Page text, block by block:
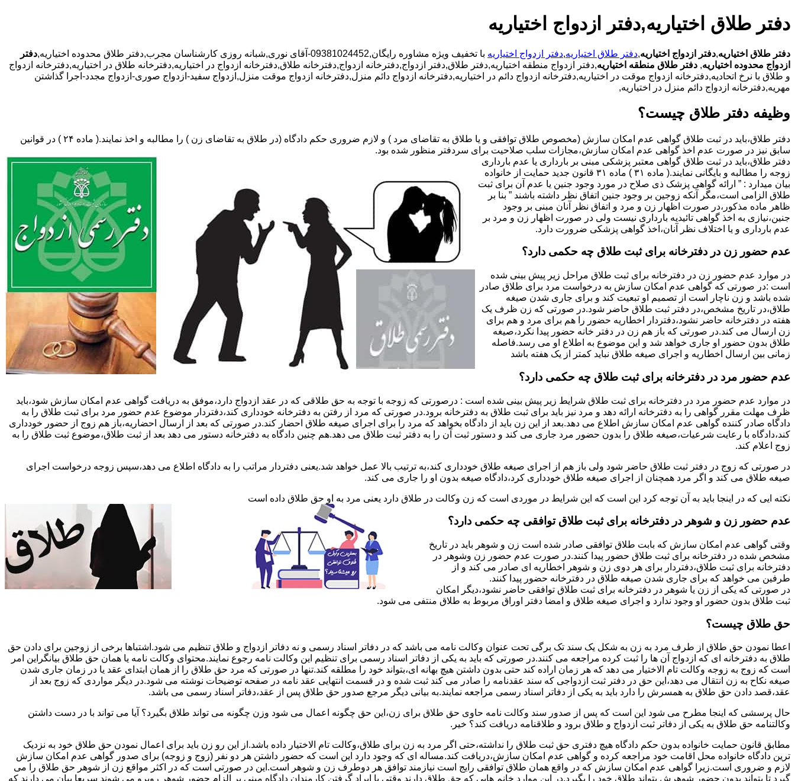
دفتر طلاق اختیاریه,دفتر ازدواج اختیاریه
دفتر طلاق اختیاریه,دفتر ازدواج اختیاریه,دفتر طلاق اختیاریه,دفتر ازدواج اختیاریه با تخفیف ویژه مشاوره رایگان,09381024452-آقای نوری,شبانه روزی کارشناسان مجرب,دفتر طلاق محدوده اختیاریه,
دفتر
ازدواج محدوده اختیاریه, دفتر طلاق منطقه اختیاریه,دفتر ازدواج منطقه اختیاریه,دفتر طلاق,دفتر ازدواج,دفترخانه ازدواج,دفترخانه طلاق,دفترخانه ازدواج در اختیاریه,دفترخانه طلاق در اختیاریه,دفترخانه ازدواج
و طلاق با نرخ اتحادیه,دفترخانه ازدواج موقت در اختیاریه,دفترخانه ازدواج دائم در اختیاریه,دفترخانه ازدواج دائم منزل,دفترخانه ازدواج موقت منزل,ازدواج سفید-ازدواج صوری-ازدواج مجدد-اجرا گذاشتن
مهریه,دفترخانه ازدواج دائم منزل در اختیاریه,
وظیفه دفتر طلاق چیست؟
دفتر طلاق،باید در ثبت طلاق گواهی عدم امکان سازش (مخصوص طلاق توافقی و یا طلاق به تقاضای مرد ) و لازم ضروری حکم دادگاه (در طلاق به تقاضای زن ) را مطالبه و اخذ نمایند.( ماده ۲۴ ) در قوانین
سابق نیز در صورت عدم اخذ گواهی عدم امکان سازش،مجازات سلب صلاحیت برای سردفتر منظور شده بود.
دفتر طلاق،باید در ثبت طلاق گواهی معتبر پزشکی مبنی بر بارداری یا عدم بارداری
زوجه را مطالبه و بایگانی نمایند.( ماده ۳۱ ) ماده ۳۱ قانون جدید حمایت از خانواده
بیان میدارد : ” ارائه گواهی پزشک ذی صلاح در مورد وجود جنین یا عدم آن برای ثبت
طلاق الزامی است،مگر آنکه زوجین بر وجود جنین اتفاق نظر داشته باشند ” بنا بر
ظاهر ماده مذکور،در صورت اظهار زن و مرد و اتفاق نظر آنان مبنی بر وجود
جنین،نیازی به اخذ گواهی تائیدیه بارداری نیست ولی در صورت اظهار زن و مرد بر
عدم بارداری و یا اختلاف نظر آنان،اخذ گواهی پزشکی ضرورت دارد.
عدم حضور زن در دفترخانه برای ثبت طلاق چه حکمی دارد؟
در موارد عدم حضور زن در دفترخانه برای ثبت طلاق مراحل زیر پیش بینی شده
است :در صورتی که گواهی عدم امکان سازش به درخواست مرد برای طلاق صادر
شده باشد و زن ناچار است از تصمیم او تبعیت کند و برای جاری شدن صیغه
طلاق،در تاریخ مشخص،در دفتر ثبت طلاق حاضر شود.در صورتی که زن ظرف یک
هفته در دفترخانه حاضر نشود،دفتردار اخطاریه حضور را هم برای مرد و هم برای
زن ارسال می کند.در صورتی که باز هم زن در دفتر خانه حضور پیدا نکرد،صیغه
طلاق بدون حضور او جاری خواهد شد و این موضوع به اطلاع او می رسد.فاصله
زمانی بین ارسال اخطاریه و اجرای صیغه طلاق نباید کمتر از یک هفته باشد
عدم حضور مرد در دفترخانه برای ثبت طلاق چه حکمی دارد؟
در موارد عدم حضور مرد در دفترخانه برای ثبت طلاق شرایط زیر پیش بینی شده است : درصورتی که زوجه با توجه به حق طلاقی که در عقد ازدواج دارد،موفق به دریافت گواهی عدم امکان سازش شود،باید
ظرف مهلت مقرر گواهی را به دفترخانه ارائه دهد و مرد نیز باید برای ثبت طلاق به دفترخانه برود.در صورتی که مرد از رفتن به دفترخانه خودداری کند،دفتردار موضوع عدم حضور مرد برای ثبت طلاق را به
دادگاه صادر کننده گواهی عدم امکان سازش اطلاع می دهد.بعد از این زن باید از دادگاه بخواهد که مرد را برای اجرای صیغه طلاق احضار کند.در صورتی که بعد از ارسال احضاریه،باز هم زوج از حضور خودداری
کند،دادگاه با رعایت شرعیات،صیغه طلاق را بدون حضور مرد جاری می کند و دستور ثبت آن را به دفتر ثبت طلاق می دهد.هم چنین دادگاه به دفترخانه دستور می دهد بعد از ثبت طلاق،موضوع ثبت طلاق را به
زوج اعلام کند.
در صورتی که زوج در دفتر ثبت طلاق حاضر شود ولی باز هم از اجرای صیغه طلاق خودداری کند،به ترتیب بالا عمل خواهد شد.یعنی دفتردار مراتب را به دادگاه اطلاع می دهد،سپس زوجه درخواست اجرای
صیغه طلاق می کند و اگر مرد همچنان از اجرای صیغه طلاق خودداری کرد،دادگاه صیغه بدون او را جاری می کند.
نکته ایی که در اینجا باید به آن توجه کرد این است که این شرایط در موردی است که زن وکالت در طلاق دارد یعنی مرد به او حق طلاق داده است
عدم حضور زن و شوهر در دفترخانه برای ثبت طلاق توافقی چه حکمی دارد؟
وقتی گواهی عدم امکان سازش که بابت طلاق توافقی صادر شده است زن و شوهر باید در تاریخ
مشخص شده در دفترخانه برای ثبت طلاق حضور پیدا کنند.در صورت عدم حضور زن وشوهر در
دفترخانه برای ثبت طلاق،دفتردار برای هر دوی زن و شوهر اخطاریه ای صادر می کند و از
طرفین می خواهد که برای جاری شدن صیغه طلاق در دفترخانه حضور پیدا کنند.
در صورتی که یکی از زن یا شوهر در دفترخانه برای ثبت طلاق توافقی حاضر نشود،دیگر امکان
ثبت طلاق بدون حضور او وجود ندارد و اجرای صیغه طلاق و امضا دفتر اوراق مربوط به طلاق منتفی می شود.
حق طلاق چیست؟
اعطا نمودن حق طلاق از طرف مرد به زن به شکل یک سند تک برگی تحت عنوان وکالت نامه می باشد که در دفاتر اسناد رسمی و نه دفاتر ازدواج و طلاق تنظیم می شود.اشتباها برخی از زوجین برای دادن حق
طلاق به دفترخانه ای که ازدواج آن ها را ثبت کرده مراجعه می کنند.در صورتی که باید به یکی از دفاتر اسناد رسمی برای تنظیم این وکالت نامه رجوع نمایند.محتوای وکالت نامه یا همان حق طلاق بیانگراین امر
است که زوج به زوجه وکالت تام الاختیار می دهد که هر زمان اراده کند حتی بدون داشتن هیچ بهانه ای،بتواند خود را مطلقه کند.تنها در صورتی که مرد حق طلاق را از همان ابتدای عقد یا در زمان جاری شدن
صیغه نکاح به زن انتقال می دهد،این حق در دفتر ثبت ازدواجی که سند عقدنامه را صادر می کند ثبت شده و در قسمت انتهایی عقد نامه در صفحه توضیحات نوشته می شود.در دیگر مواردی که زوج بعد از
عقد،قصد دادن حق طلاق به همسرش را دارد باید به یکی از دفاتر اسناد رسمی مراجعه نمایند.به بیانی دیگر مرجع صدور حق طلاق پس از عقد،دفاتر اسناد رسمی می باشد.
حال پرسشی که اینجا مطرح می شود این است که پس از صدور سند وکالت نامه حاوی حق طلاق برای زن،این حق چگونه اعمال می شود وزن چگونه می تواند طلاق بگیرد؟ آیا می تواند با در دست داشتن
وکالتنامه حق طلاق به یکی از دفاتر ثبت ازدواج و طلاق برود و طلاقنامه دریافت کند؟ خیر.
مطابق قانون حمایت خانواده بدون حکم دادگاه هیچ دفتری حق ثبت طلاق را نداشته،حتی اگر مرد به زن برای طلاق،وکالت تام الاختیار داده باشد.از این رو زن باید برای اعمال نمودن حق طلاق خود به نزدیک
ترین دادگاه خانواده محل اقامت خود مراجعه کرده و گواهی عدم امکان سازش،دریافت کند.مساله ای که وجود دارد این است که حضور داشتن هر دو نفر (زوج و زوجه) برای صدور گواهی عدم امکان سازش
لازم و ضروری است.زیرا گواهی عدم امکان سازش که در واقع همان طلاق توافقی رایج است نیازمند توافق هر دوطرف زن و شوهر است.این در صورتی است که در اکثر مواقع زن از شوهر حق طلاق را می
گیرد تا بتواند بدون حضور شوهرش بتواند طلاق خود را بگیرد.در این موارد خانم هایی که حق طلاق دارند وقتی با ایراد گرفتن کارمندان دادگاه مبنی بر الزام حضور شوهر روبرو می شوند سریعا بیان می دارند که